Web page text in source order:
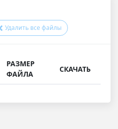
Удалить все файлы
РАЗМЕР
ФАЙЛА
СКАЧАТЬ